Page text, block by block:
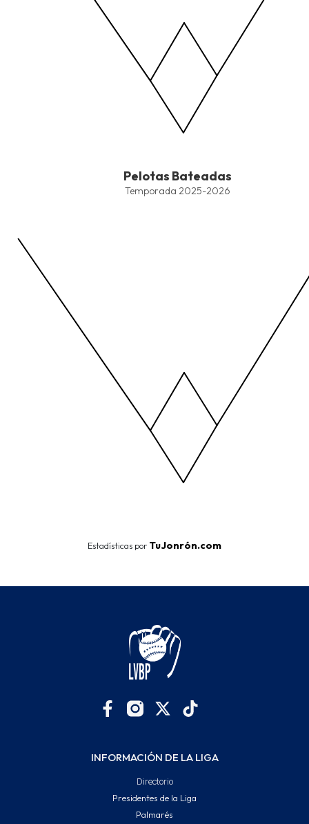
The chart has 1 X axis displaying values. Data ranges from -
The chart has 1 Y axis displaying values. Data ranges from -
Pelotas Bateadas
Temporada 2025-2026
Estadísticas por TuJonrón.com
INFORMACIÓN DE LA LIGA
Directorio
Presidentes de la Liga
Palmarés